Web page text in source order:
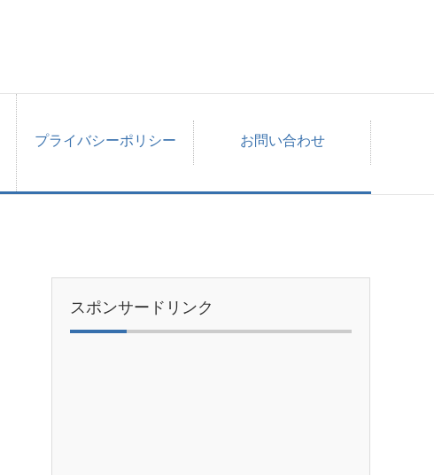
プライバシーポリシー お問い合わせ
スポンサードリンク